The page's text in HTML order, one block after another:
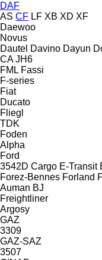
DAF
AS CF LF XB XD XF
Daewoo
Novus
Dautel Davino Dayun
CA JH6
FML Fassi
F-series
Fiat
Ducato
Fliegl
TDK
Foden
Alpha
Ford
3542D Cargo E-Transit
Forez-Bennes Forland
Auman BJ
Freightliner
Argosy
GAZ
3309
GAZ-SAZ
3507